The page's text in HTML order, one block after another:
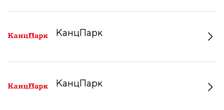
КанцПарк
КанцПарк